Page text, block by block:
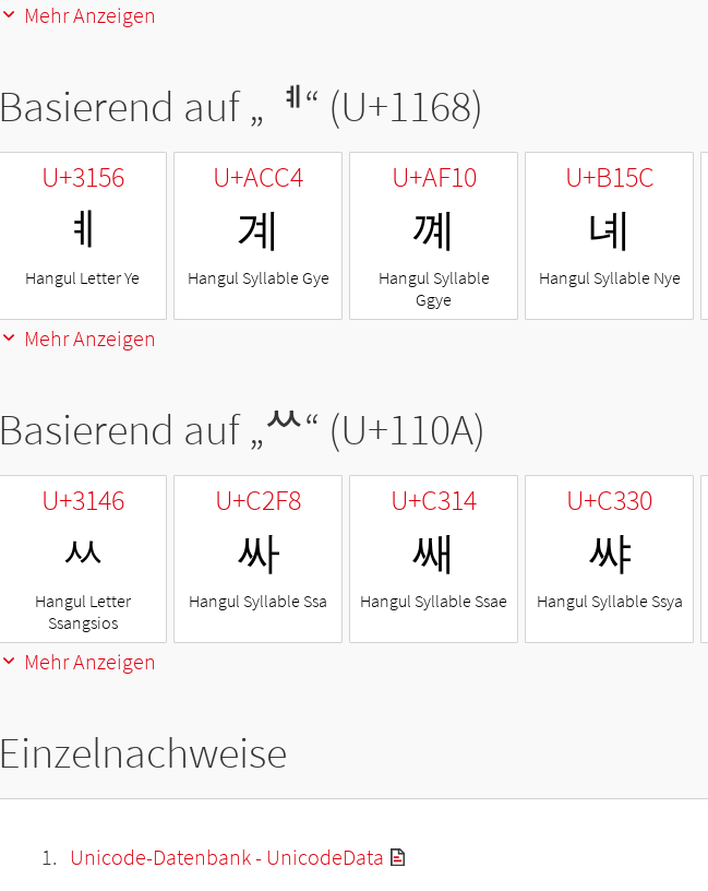
Mehr Anzeigen
Basierend auf „ ᅨ“ (U+1168)
U+3156
ㅖ
Hangul Letter Ye
U+ACC4
계
Hangul Syllable Gye
U+AF10
꼐
Hangul Syllable
Ggye
U+B15C
녜
Hangul Syllable Nye
Mehr Anzeigen
Basierend auf „ᄊ“ (U+110A)
U+3146
ㅆ
Hangul Letter
Ssangsios
U+C2F8
싸
Hangul Syllable Ssa
U+C314
쌔
Hangul Syllable Ssae
U+C330
쌰
Hangul Syllable Ssya
Mehr Anzeigen
Einzelnachweise
Unicode-Datenbank - UnicodeData